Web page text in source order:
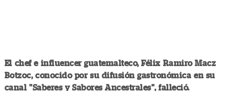
El chef e influencer guatemalteco, Félix Ramiro Macz
Botzoc, conocido por su difusión gastronómica en su
canal "Saberes y Sabores Ancestrales", falleció.